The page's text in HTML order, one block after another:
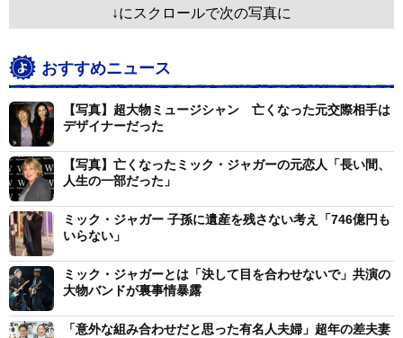
↓にスクロールで次の写真に
おすすめニュース
【写真】超大物ミュージシャン 亡くなった元交際相手は
デザイナーだった
【写真】亡くなったミック・ジャガーの元恋人「長い間、
人生の一部だった」
ミック・ジャガー 子孫に遺産を残さない考え「746億円も
いらない」
ミック・ジャガーとは「決して目を合わせないで」共演の
大物バンドが裏事情暴露
「意外な組み合わせだと思った有名人夫婦」超年の差夫妻